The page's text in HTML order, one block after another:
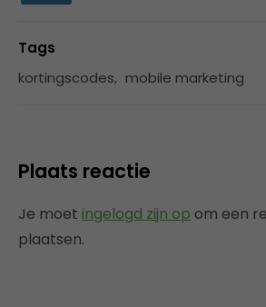
Tags
kortingscodes, mobile marketing
Plaats reactie
Je moet ingelogd zijn op om een
plaatsen.